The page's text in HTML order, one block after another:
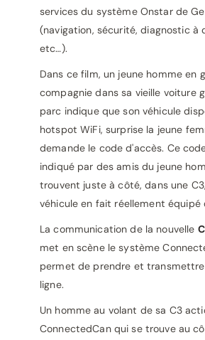
services du système Onstar de
(navigation, sécurité, diagnostic à
etc…).
Dans ce film, un jeune homme en
compagnie dans sa vieille voiture
parc indique que son véhicule
hotspot WiFi, surprise la jeune
demande le code d'accès. Ce
indiqué par des amis du jeune
trouvent juste à côté, dans une
véhicule en fait réellement équipé
La communication de la nouvelle
met en scène le système
permet de prendre et
ligne.
Un homme au volant de sa C3
ConnectedCan qui se trouve au